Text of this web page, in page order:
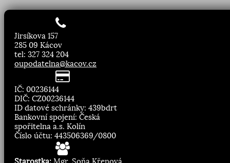
Jirsíkova 157
285 09 Kácov
tel: 327 324 204
oupodatelna@kacov.cz
IČ: 00236144
DIČ: CZ00236144
ID datové schránky: 439bdrt
Bankovní spojení: Česká
spořitelna a.s. Kolín
Číslo účtu: 443506369/0800